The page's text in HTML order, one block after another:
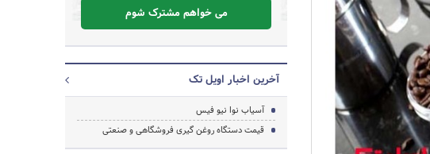
می خواهم مشترک شوم
آخرین اخبار اویل تک
آسیاب نوا نیو فیس
قیمت دستگاه روغن گیری فروشگاهی و صنعتی